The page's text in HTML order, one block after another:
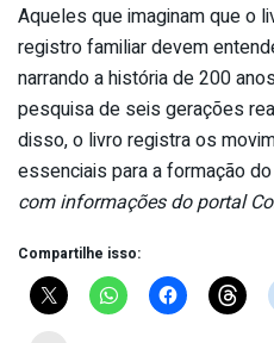
Aqueles que imaginam que o
registro familiar devem
narrando a história de 200
pesquisa de seis gerações
disso, o livro registra os
essenciais para a formação
com informações do portal
Compartilhe isso: